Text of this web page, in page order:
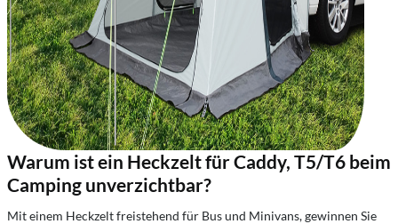
Warum ist ein Heckzelt für Caddy, T5/T6 beim
Camping unverzichtbar?
Mit einem Heckzelt freistehend für Bus und Minivans, gewinnen Sie